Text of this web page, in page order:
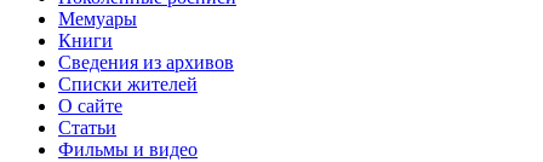
Мемуары
Книги
Сведения из архивов
Списки жителей
О сайте
Статьи
Фильмы и видео